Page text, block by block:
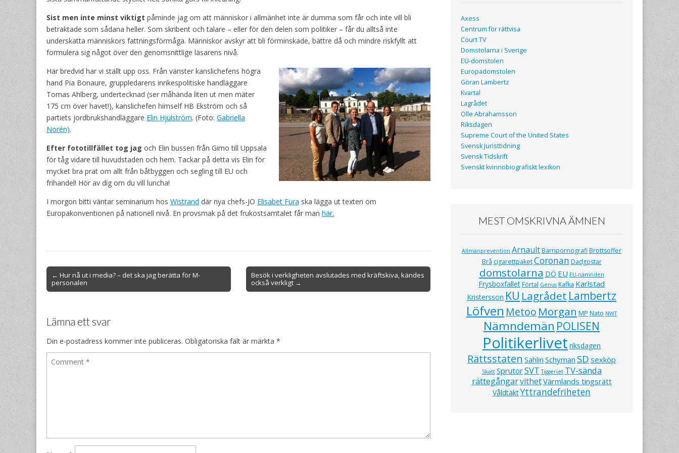
Sist men inte minst viktigt påminde jag om att människor i allmänhet inte är dumma som får och inte vill bli
betraktade som sådana heller. Som skribent och talare – eller för den delen som politiker – får du alltså inte
underskatta människors fattningsförmåga. Människor avskyr att bli förminskade, bättre då och mindre riskfyllt att
formulera sig något över den genomsnittlige läsarens nivå.
Här bredvid har vi ställt upp oss. Från vänster kanslichefens högra
hand Pia Bonaure, gruppledarens inrikespolitiske handläggare
Tomas Ahlberg, undertecknad (ser måhända liten ut men mäter
175 cm över havet!), kanslichefen himself HB Ekström och så
partiets jordbrukshandläggare Elin Hjulström. (Foto: Gabriella
Norén).
Efter fototillfället tog jag och Elin bussen från Gimo till Uppsala
för tåg vidare till huvudstaden och hem. Tackar på detta vis Elin för
mycket bra prat om allt från båtbyggen och segling till EU och
frihandel! Hör av dig om du vill luncha!
I morgon bitti väntar seminarium hos Wistrand där nya chefs-JO Elisabet Fura ska lägga ut texten om
Europakonventionen på nationell nivå. En provsmak på det frukostsamtalet får man här.
Post
navigation
← Hur nå ut i media? – det ska jag berätta för M-
personalen
Besök i verkligheten avslutades med kräftskiva, kändes
också verkligt →
Lämna ett svar
Din e-postadress kommer inte publiceras. Obligatoriska fält är märkta *
Axess
Centrum för rättvisa
Court TV
Domstolarna i Sverige
EU-domstolen
Europadomstolen
Göran Lambertz
Kvartal
Lagrådet
Olle Abrahamsson
Riksdagen
Supreme Court of the United States
Svensk Juristtidning
Svensk Tidskrift
Svenskt kvinnobiografiskt lexikon
MEST OMSKRIVNA ÄMNEN
Allmänprevention ArnaultBarnpornografiBrottsoffer
Brå cigarettpaket Coronan Dadgostar
domstolarna DÖ EU EU-nämnden
FrysboxfalletFörtal Genus Kafka Karlstad
Kristersson KU Lagrådet Lambertz
Löfven Metoo Morgan MP Nato NWT
Nämndemän POLISEN
Politikerlivet riksdagen
Rättsstaten Sahlin Schyman SD sexköp
Skatt SprutorSVT Tiggeriet TV-sända
rättegångarvithetVärmlands tingsrätt
VåldtäktYttrandefriheten